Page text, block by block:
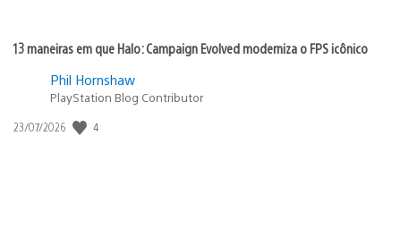
13 maneiras em que Halo: Campaign Evolved moderniza o FPS icônico
Phil Hornshaw
PlayStation Blog Contributor
Data
23/07/2026 4